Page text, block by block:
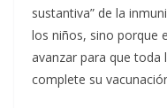
sustantiva” de la
los niños, sino porque
avanzar para que toda
complete su